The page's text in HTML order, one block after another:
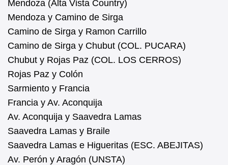
Mendoza (Alta Vista Country)
Mendoza y Camino de Sirga
Camino de Sirga y Ramon Carrillo
Camino de Sirga y Chubut (COL. PUCARA)
Chubut y Rojas Paz (COL. LOS CERROS)
Rojas Paz y Colón
Sarmiento y Francia
Francia y Av. Aconquija
Av. Aconquija y Saavedra Lamas
Saavedra Lamas y Braile
Saavedra Lamas e Higueritas (ESC. ABEJITAS)
Av. Perón y Aragón (UNSTA)